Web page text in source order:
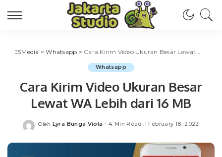
JSMedia >Whatsapp > Cara Kirim Video Ukuran Besar Lewat WA Lebih dari 16 MB
Whatsapp
Cara Kirim Video Ukuran Besar
Lewat WA Lebih dari 16 MB
Posted
Oleh Lyra Bunga Viola 4 Min Read February 18, 2022